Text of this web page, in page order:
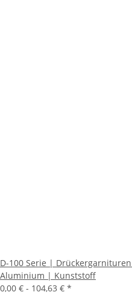
D-100 Serie |
Aluminium | Kunststoff
0,00 € - 104,63 € *